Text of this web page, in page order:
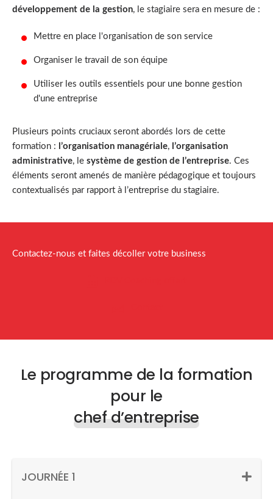
développement de la gestion, le stagiaire sera en mesure de :
Mettre en place l'organisation de son service
Organiser le travail de son équipe
Utiliser les outils essentiels pour une bonne gestion
d'une entreprise
Plusieurs points cruciaux seront abordés lors de cette
formation : l’organisation managériale, l’organisation
administrative, le système de gestion de l’entreprise. Ces
éléments seront amenés de manière pédagogique et toujours
contextualisés par rapport à l’entreprise du stagiaire.
Contactez-nous et faites décoller votre business
Le programme de la formation
pour le
chef d’entreprise
JOURNÉE 1